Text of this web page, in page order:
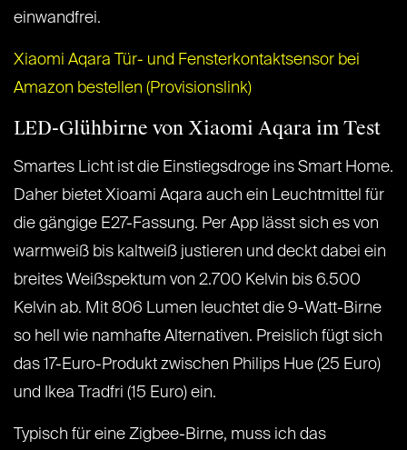
einwandfrei.
Xiaomi Aqara Tür- und Fensterkontaktsensor bei
Amazon bestellen (Provisionslink)
LED-Glühbirne von Xiaomi Aqara im Test
Smartes Licht ist die Einstiegsdroge ins Smart Home.
Daher bietet Xioami Aqara auch ein Leuchtmittel für
die gängige E27-Fassung. Per App lässt sich es von
warmweiß bis kaltweiß justieren und deckt dabei ein
breites Weißspektum von 2.700 Kelvin bis 6.500
Kelvin ab. Mit 806 Lumen leuchtet die 9-Watt-Birne
so hell wie namhafte Alternativen. Preislich fügt sich
das 17-Euro-Produkt zwischen Philips Hue (25 Euro)
und Ikea Tradfri (15 Euro) ein.
Typisch für eine Zigbee-Birne, muss ich das